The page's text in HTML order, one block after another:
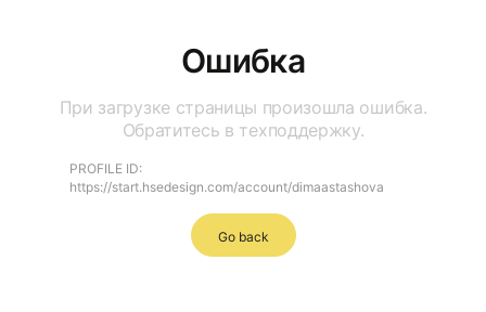
Ошибка
При загрузке страницы произошла ошибка.
Обратитесь в техподдержку.
PROFILE ID:
https://start.hsedesign.com/account/dimaastashova
Go back